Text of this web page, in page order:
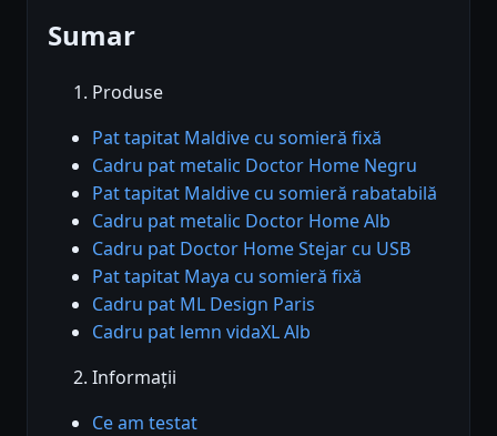
Sumar
Produse
Pat tapitat Maldive cu somieră fixă
Cadru pat metalic Doctor Home Negru
Pat tapitat Maldive cu somieră rabatabilă
Cadru pat metalic Doctor Home Alb
Cadru pat Doctor Home Stejar cu USB
Pat tapitat Maya cu somieră fixă
Cadru pat ML Design Paris
Cadru pat lemn vidaXL Alb
Informații
Ce am testat